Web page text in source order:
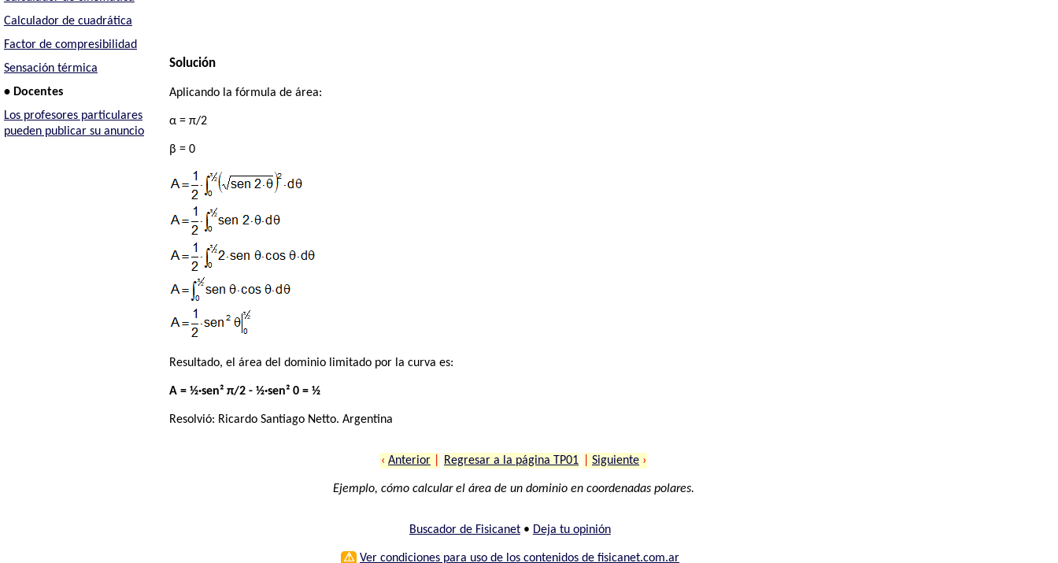
Calculador de cuadrática
Factor de compresibilidad
Sensación térmica
• Docentes
Los profesores particulares
pueden publicar su anuncio
Solución
Aplicando la fórmula de área:
α = π/2
β = 0
Resultado, el área del dominio limitado por la curva es:
A = ½·sen² π/2 - ½·sen² 0 = ½
Resolvió: Ricardo Santiago Netto. Argentina
‹ Anterior Regresar a la página TP01 Siguiente ›
Ejemplo, cómo calcular el área de un dominio en coordenadas polares.
Buscador de Fisicanet• Deja tu opinión
⚠ Ver condiciones para uso de los contenidos de fisicanet.com.ar